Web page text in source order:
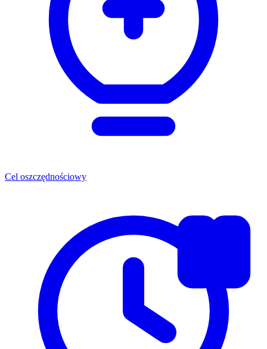
Cel oszczędnościowy